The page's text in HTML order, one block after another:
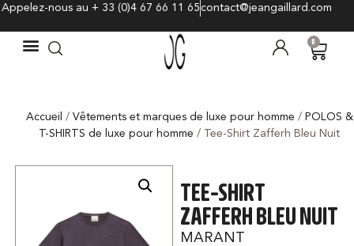
Appelez-nous au + 33 (0)4 67 66 11 65contact@jeangaillard.com
0
Accueil / Vêtements et marques de luxe pour homme / POLOS &
T-SHIRTS de luxe pour homme / Tee-Shirt Zafferh Bleu Nuit
TEE-SHIRT
ZAFFERH BLEU NUIT
MARANT